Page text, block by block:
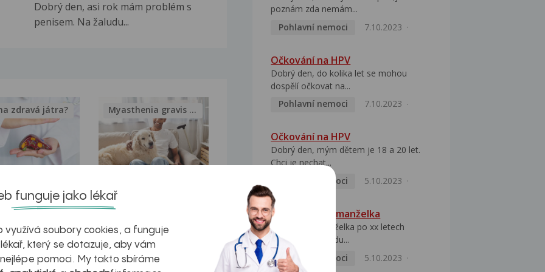
Dobrý den, asi rok mám problém s
penisem. Na žaludu...
zdravá játra?
Inovativní
myastenie –
naděje pro ty,
Myasthenia gravis – vše, co...
poznám zda nemám...
Pohlavní nemoci
7.10.2023
Očkování na HPV
Dobrý den, do kolika let se mohou
dospělí očkovat na...
Pohlavní nemoci
7.10.2023
Očkování na HPV
Dobrý den, mým dětem je 18 a 20 let.
Chci je nechat...
Pohlavní nemoci
5.10.2023
HPV pozitivní manželka
Dobrý den, manželka po xx letech
přivezla z Východu...
Pohlavní nemoci
5.10.2023
funguje jako lékař
využívá soubory cookies, a funguje
který se dotazuje, aby vám
pomoci. My takto sbíráme